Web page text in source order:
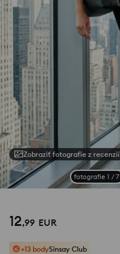
Zobraziť fotografie z recenzií
fotografie 1 / 7
12,99 EUR
+13 bodySinsay Club